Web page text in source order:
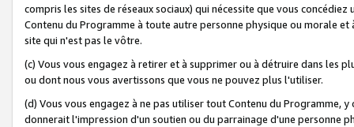
compris les sites de réseaux sociaux) qui nécessite que vous
Contenu du Programme à toute autre personne physique ou morale
site qui n'est pas le vôtre.
(c) Vous vous engagez à retirer et à supprimer ou à détruire dans les
ou dont nous vous avertissons que vous ne pouvez plus l'utiliser.
(d) Vous vous engagez à ne pas utiliser tout Contenu du Programme,
donnerait l'impression d'un soutien ou du parrainage d'une personne